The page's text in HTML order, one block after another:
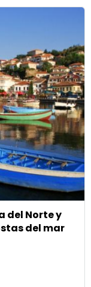
del Norte y
del mar